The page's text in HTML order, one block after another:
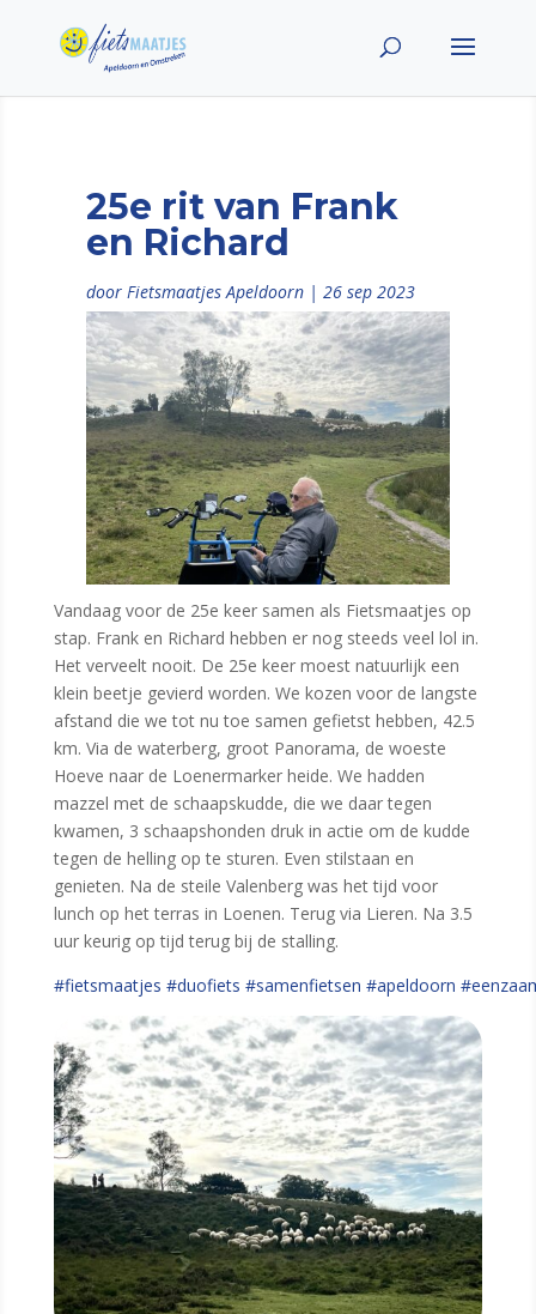
25e rit van Frank
en Richard
door Fietsmaatjes Apeldoorn| 26 sep 2023
Vandaag voor de 25e keer samen als Fietsmaatjes op
stap. Frank en Richard hebben er nog steeds veel lol in.
Het verveelt nooit. De 25e keer moest natuurlijk een
klein beetje gevierd worden. We kozen voor de langste
afstand die we tot nu toe samen gefietst hebben, 42.5
km. Via de waterberg, groot Panorama, de woeste
Hoeve naar de Loenermarker heide. We hadden
mazzel met de schaapskudde, die we daar tegen
kwamen, 3 schaapshonden druk in actie om de kudde
tegen de helling op te sturen. Even stilstaan en
genieten. Na de steile Valenberg was het tijd voor
lunch op het terras in Loenen. Terug via Lieren. Na 3.5
uur keurig op tijd terug bij de stalling.
#fietsmaatjes #duofiets #samenfietsen #apeldoorn